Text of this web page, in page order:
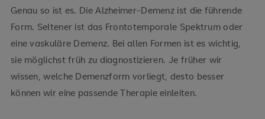
Genau so ist es. Die Alzheimer-Demenz ist die führende
Form. Seltener ist das Frontotemporale Spektrum oder
eine vaskuläre Demenz. Bei allen Formen ist es wichtig,
sie möglichst früh zu diagnostizieren. Je früher wir
wissen, welche Demenzform vorliegt, desto besser
können wir eine passende Therapie einleiten.